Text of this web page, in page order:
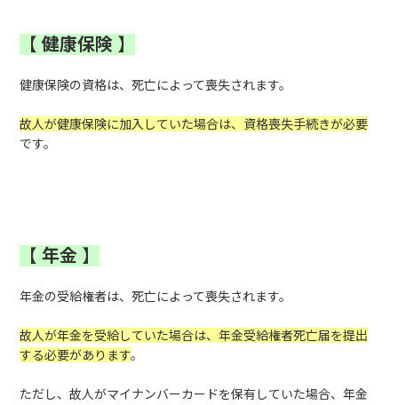
【 健康保険 】
健康保険の資格は、死亡によって喪失されます。
故人が健康保険に加入していた場合は、資格喪失手続きが必要
です。
【 年金 】
年金の受給権者は、死亡によって喪失されます。
故人が年金を受給していた場合は、年金受給権者死亡届を提出
する必要があります。
ただし、故人がマイナンバーカードを保有していた場合、年金